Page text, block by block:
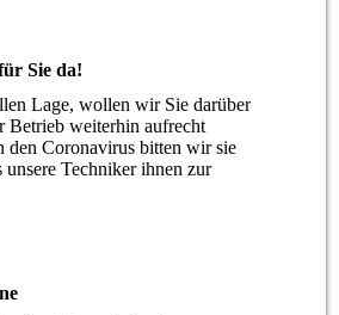
Sie da!
Lage, wollen wir Sie darüber
Betrieb weiterhin aufrecht
den Coronavirus bitten wir sie
unsere Techniker ihnen zur